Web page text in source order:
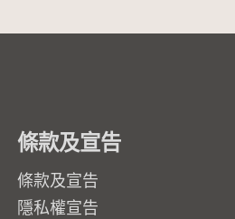
條款及宣告
條款及宣告
隱私權宣告